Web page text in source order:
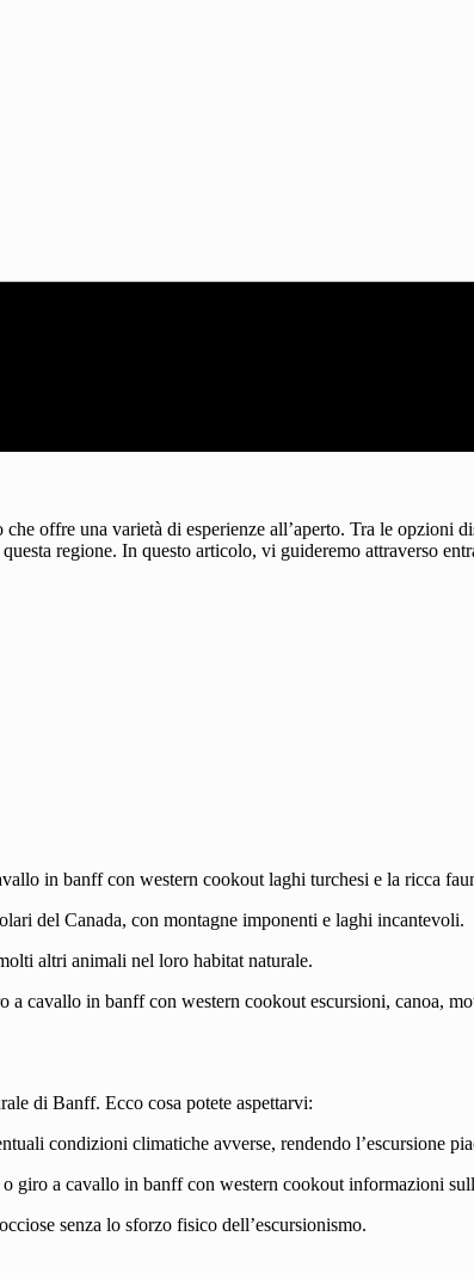
offre una varietà di esperienze all’aperto. Tra le opzioni
regione. In questo articolo, vi guideremo attraverso
in banff con western cookout laghi turchesi e la ricca
del Canada, con montagne imponenti e laghi incantevoli.
altri animali nel loro habitat naturale.
in banff con western cookout escursioni, canoa,
di Banff. Ecco cosa potete aspettarvi:
condizioni climatiche avverse, rendendo l’escursione
a cavallo in banff con western cookout informazioni
senza lo sforzo fisico dell’escursionismo.